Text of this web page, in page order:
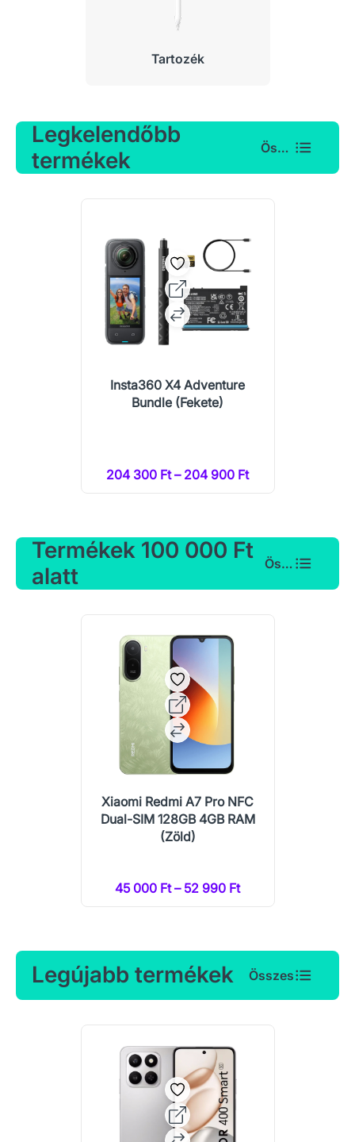
Tartozék
Legkelendőbb
termékek
Összes
Insta360 X4 Adventure
Bundle (Fekete)
204 300 Ft – 204 900 Ft
Termékek 100 000 Ft
alatt
Összes
Xiaomi Redmi A7 Pro NFC
Dual-SIM 128GB 4GB RAM
(Zöld)
45 000 Ft – 52 990 Ft
Legújabb termékek Összes